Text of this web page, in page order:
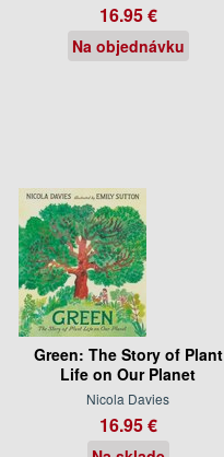
16.95 €
Na objednávku
Green: The Story of Plant
Life on Our Planet
Nicola Davies
16.95 €